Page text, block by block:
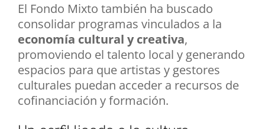
El Fondo Mixto también ha buscado
consolidar programas vinculados a la
economía cultural y creativa,
promoviendo el talento local y generando
espacios para que artistas y gestores
culturales puedan acceder a recursos de
cofinanciación y formación.